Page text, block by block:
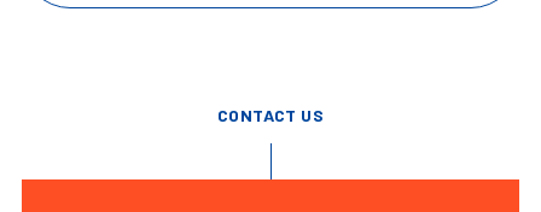
CONTACT US